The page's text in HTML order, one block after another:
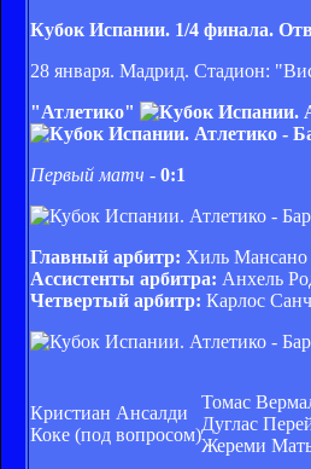
Кубок Испании. 1/4 финала.
28 января. Мадрид. Стадион:
"Атлетико"
Первый матч - 0:1
Главный арбитр: Хиль Мансано
Ассистенты арбитра: Анхель
Четвертый арбитр: Карлос
Кристиан Ансалди
Коке (под вопросом)
Томас
Дуглас
Жереми